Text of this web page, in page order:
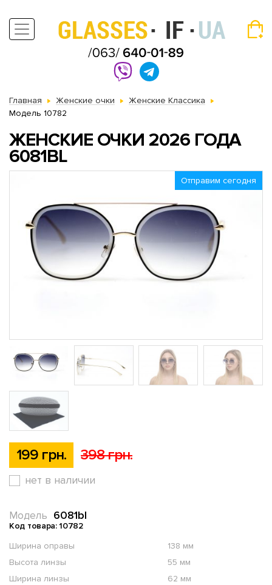
Главная Женские очки
Женские Классика
Модель 10782
ЖЕНСКИЕ ОЧКИ 2026 ГОДА
6081BL
Отправим сегодня
199 грн. 398 грн.
нет в наличии
6081bl
Модель
Код товара: 10782
Ширина оправы
138 мм
Высота линзы
55 мм
Ширина линзы
62 мм